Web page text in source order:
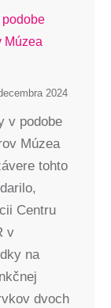
podobe
Múzea
2024
v podobe
Múzea
tohto
Centru
v
na
dvoch